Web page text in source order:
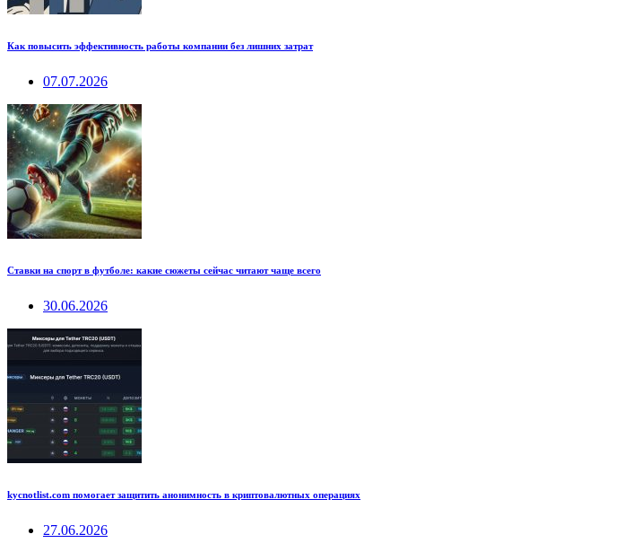
Как повысить эффективность работы компании без лишних затрат
07.07.2026
Ставки на спорт в футболе: какие сюжеты сейчас читают чаще всего
30.06.2026
kycnotlist.com помогает защитить анонимность в криптовалютных операциях
27.06.2026